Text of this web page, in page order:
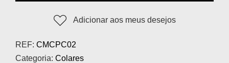
Adicionar aos meus desejos
REF: CMCPC02
Categoria: Colares